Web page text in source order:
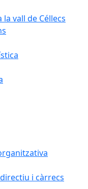
vall de Céllecs
i càrrecs